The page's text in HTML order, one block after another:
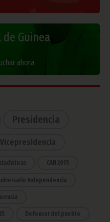
de Guinea
ahora
Presidencia
Vicepresidencia
CAN 2015
Independencia
Defensor del pueblo